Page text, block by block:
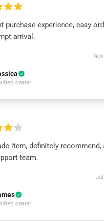
purchase experience, easy
arrival.
owner
item, definitely recommend,
team.
owner